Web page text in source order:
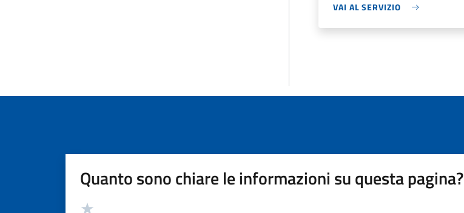
VAI AL SERVIZIO
Quanto sono chiare le informazioni su questa pagina?
Valutazione